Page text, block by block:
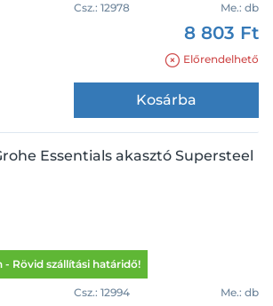
Csz.: 12978 Me.: db
8 803 Ft
Előrendelhető
Kosárba
Essentials akasztó Supersteel
- Rövid szállítási határidő!
Csz.: 12994 Me.: db